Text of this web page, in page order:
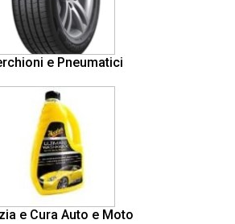
e Pneumatici
e Cura Auto e Moto